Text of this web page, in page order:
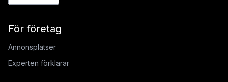
För företag
Annonsplatser
Experten förklarar